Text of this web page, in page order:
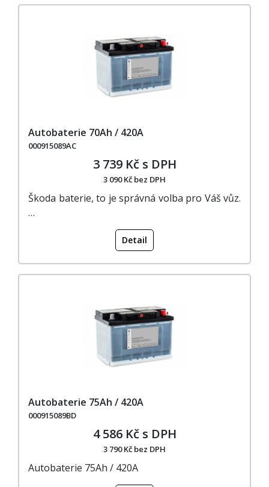
Autobaterie 70Ah / 420A
000915089AC
3 739 Kč s DPH
3 090 Kč bez DPH
Škoda baterie, to je správná volba pro Váš vůz.
…
Detail
Autobaterie 75Ah / 420A
000915089BD
4 586 Kč s DPH
3 790 Kč bez DPH
Autobaterie 75Ah / 420A